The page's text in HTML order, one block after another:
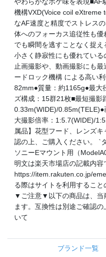
機構VXD(Voice coil eXtreme
なAF速度と精度でストレス
体へのフォーカス追従性も
でも瞬間を逃すことなく捉
小さく静寂性にも優れてい
止画撮影や、動画撮影にも
ードロック機構 による高い
82mm●質量：約1165g●最大
ズ構成：15群21枚■最短撮影
0.33m(WIDE)/
大撮影倍率：1:5.7(WIDE)/
属品】花型フード、レンズ
認の上、ご購入ください。 `
ソニーEマウント用（
明文は楽天市場店の記載内容
https://item.rakuten.co.jp/
る際はサイトを利用すること
▼ご注意▼以下の商品は、当
ます。互換性は別途ご確認
いて
ブランド一覧